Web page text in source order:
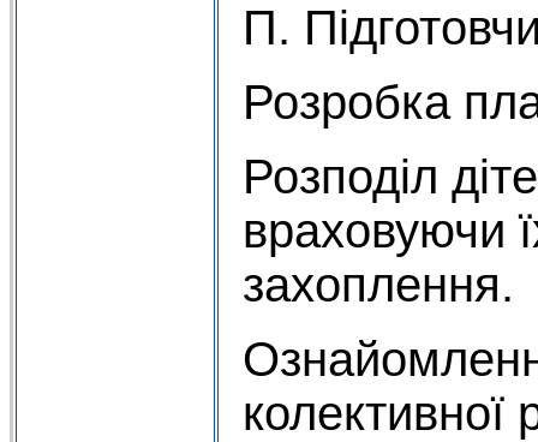
П.
Розробка
Розподіл
враховуючи
захоплення.
колективної